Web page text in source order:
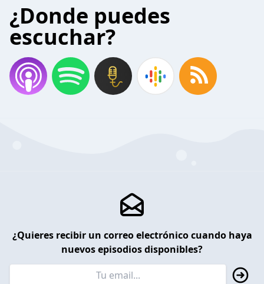
¿Donde puedes
escuchar?
¿Quieres recibir un correo electrónico cuando haya
nuevos episodios disponibles?